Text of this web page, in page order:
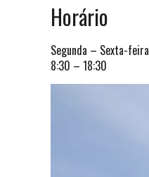
Horário
Segunda – Sexta-feira
8:30 – 18:30